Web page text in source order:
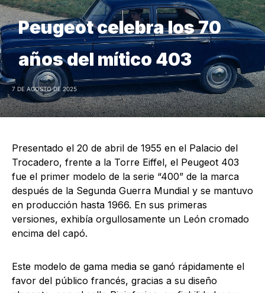
Peugeot celebra los 70
años del mítico 403
7 DE AGOSTO DE 2025
Presentado el 20 de abril de 1955 en el Palacio del
Trocadero, frente a la Torre Eiffel, el Peugeot 403
fue el primer modelo de la serie “400” de la marca
después de la Segunda Guerra Mundial y se mantuvo
en producción hasta 1966. En sus primeras
versiones, exhibía orgullosamente un León cromado
encima del capó.
Este modelo de gama media se ganó rápidamente el
favor del público francés, gracias a su diseño